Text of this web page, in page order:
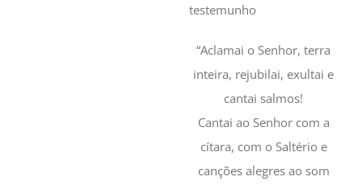
testemunho
“Aclamai o Senhor, terra
inteira, rejubilai, exultai e
cantai salmos!
Cantai ao Senhor com a
cítara, com o Saltério e
canções alegres ao som